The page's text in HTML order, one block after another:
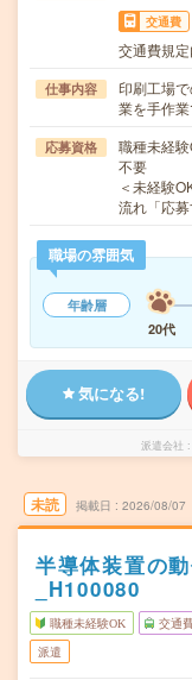
交通費
交通費規
仕事内容
印刷工場
業を手作
応募資格
職種未経
不要
＜未経験
流れ「応
職場の雰囲気
年齢層
20代
気になる!
派遣会社
未読 掲載日 2026/08/07
半導体装置の
_H100080
職種未経験OK 交通
派遣